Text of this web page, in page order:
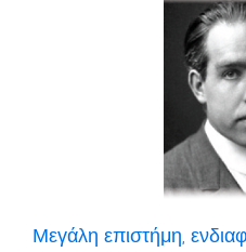
Μεγάλη επιστήμη,